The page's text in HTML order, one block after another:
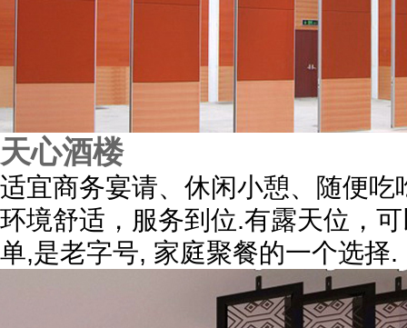
天心酒楼
适宜商务宴请、休闲小憩、随便
环境舒适，服务到位.有露天位，
单,是老字号, 家庭聚餐的一个选择.